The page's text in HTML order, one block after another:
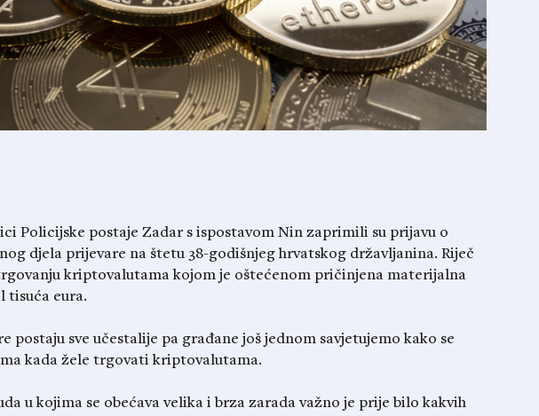
Policijske postaje Zadar s ispostavom Nin zaprimili su prijavu o
djela prijevare na štetu 38-godišnjeg hrvatskog državljanina. Riječ
kriptovalutama kojom je oštećenom pričinjena materijalna
tisuća eura.
postaju sve učestalije pa građane još jednom savjetujemo kako se
kada žele trgovati kriptovalutama.
u kojima se obećava velika i brza zarada važno je prije bilo kakvih